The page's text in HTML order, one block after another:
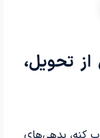
از تحویل،